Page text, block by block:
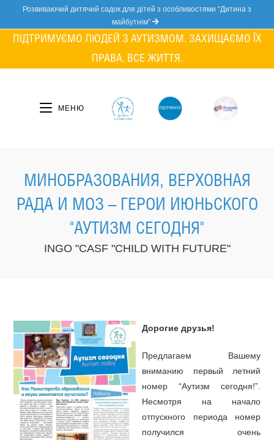
content
Розвиваючий дитячий садок для дітей з особливостями “Дитина з
майбутнім”
ПІДТРИМУЄМО ЛЮДЕЙ З АУТИЗМОМ. ЗАХИЩАЄМО ЇХ
ПРАВА. ВСЕ ЖИТТЯ.
МЕНЮ
МИНОБРАЗОВАНИЯ, ВЕРХОВНАЯ
РАДА И МОЗ – ГЕРОИ ИЮНЬСКОГО
"АУТИЗМ СЕГОДНЯ"
INGO "CASF "CHILD WITH FUTURE"
Дорогие друзья!
Предлагаем Вашему
вниманию первый летний
номер “Аутизм сегодня!”.
Несмотря на начало
отпускного периода номер
получился очень